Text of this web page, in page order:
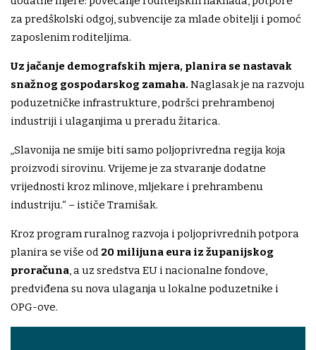
za predškolski odgoj, subvencije za mlade obitelji i pomoć
zaposlenim roditeljima.
Uz jačanje demografskih mjera, planira se nastavak
snažnog gospodarskog zamaha. Naglasak je na razvoju
poduzetničke infrastrukture, podršci prehrambenoj
industriji i ulaganjima u preradu žitarica.
„Slavonija ne smije biti samo poljoprivredna regija koja
proizvodi sirovinu. Vrijeme je za stvaranje dodatne
vrijednosti kroz mlinove, mljekare i prehrambenu
industriju.“ – ističe Tramišak.
Kroz program ruralnog razvoja i poljoprivrednih potpora
planira se više od 20 milijuna eura iz županijskog
proračuna, a uz sredstva EU i nacionalne fondove,
predviđena su nova ulaganja u lokalne poduzetnike i
OPG-ove.